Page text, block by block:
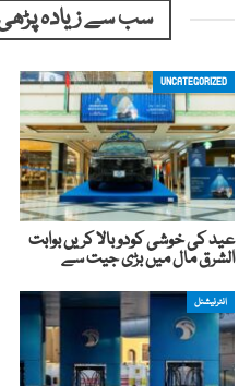
سب سے زیادہ
UNCATEGORIZED
عید کی خوشی کودوبالا کریں بوابت
الشرق مال میں بڑی جیت سے
انٹرنیشنل